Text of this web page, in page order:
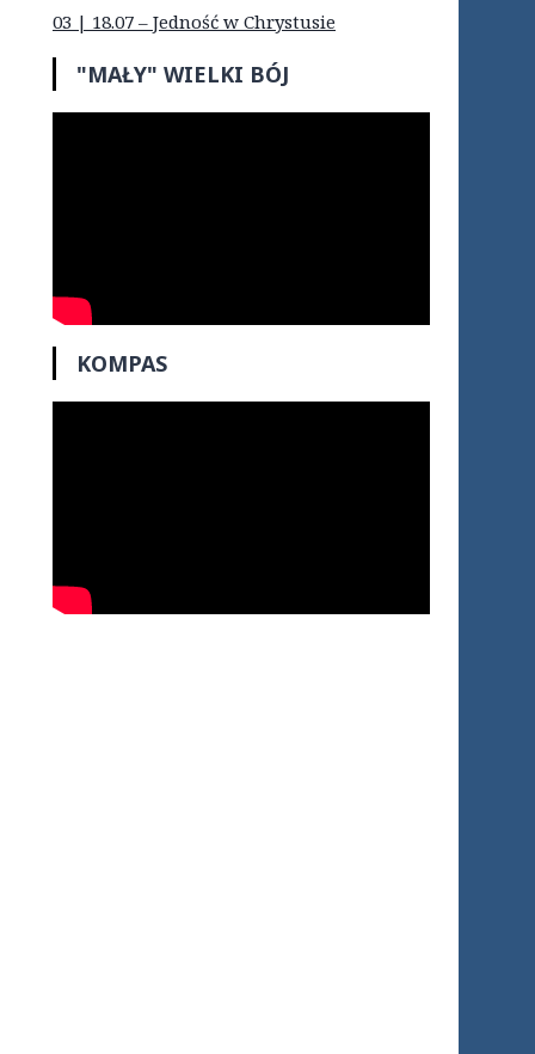
03 | 18.07 – Jedność w Chrystusie
"MAŁY" WIELKI BÓJ
KOMPAS